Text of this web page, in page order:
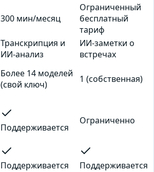
300 мин/месяц
Ограниченный
бесплатный
тариф
Транскрипция и
ИИ-анализ
ИИ-заметки о
встречах
Более 14 моделей
(свой ключ)
1 (собственная)
Поддерживается
Ограниченно
Поддерживается
Поддерживается